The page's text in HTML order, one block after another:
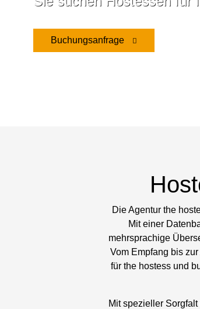
Buchungsanfrage
Die Agentur the
Mit einer
mehrsprachige
Vom Empfang bis
für the hostess und
Mit spezieller